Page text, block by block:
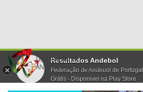
Resultados Andebol
Federação de Andebol de Portugal
Grátis - Disponivel na Play Store